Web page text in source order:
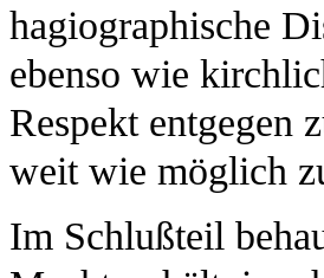
hagiographische
ebenso wie
Respekt entgegen
weit wie möglich
Im Schlußteil